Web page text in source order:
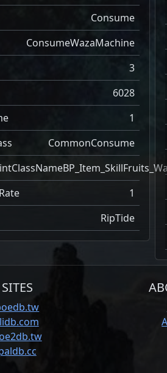
Consume
ConsumeWazaMachine
3
6028
1
CommonConsume
1
RipTide
SITES